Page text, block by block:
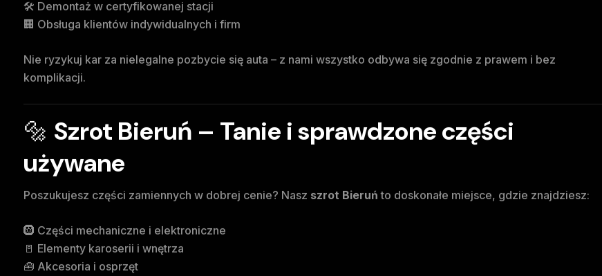
🛠️ Demontaż w certyfikowanej stacji
🏢 Obsługa klientów indywidualnych i firm
Nie ryzykuj kar za nielegalne pozbycie się auta – z nami wszystko odbywa się zgodnie z prawem i bez
komplikacji.
🔩 Szrot Bieruń – Tanie i sprawdzone części
używane
Poszukujesz części zamiennych w dobrej cenie? Nasz szrot Bieruń to doskonałe miejsce, gdzie znajdziesz:
🛞 Części mechaniczne i elektroniczne
🚪 Elementy karoserii i wnętrza
🧰 Akcesoria i osprzęt